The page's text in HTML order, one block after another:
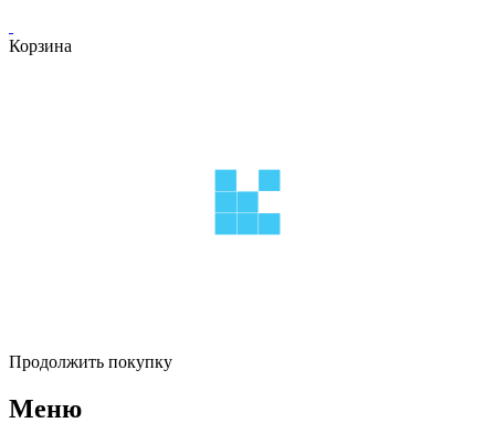
Корзина
Продолжить покупку
Меню